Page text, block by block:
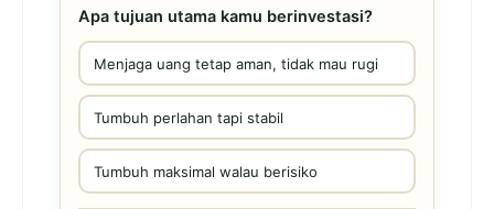
Apa tujuan utama kamu berinvestasi?
Menjaga uang tetap aman, tidak mau rugi
Tumbuh perlahan tapi stabil
Tumbuh maksimal walau berisiko